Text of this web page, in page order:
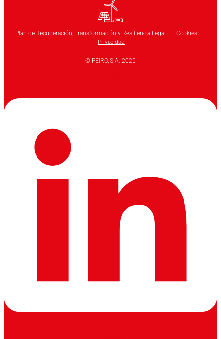
Plan de Recuperación, Transformación y Resiliencia Legal Cookies|
Privacidad
© PEIRO, S.A. 2025